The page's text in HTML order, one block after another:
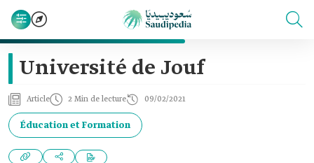
Université de Jouf
Article 2 Min de lecture 09/02/2021
Éducation et Formation